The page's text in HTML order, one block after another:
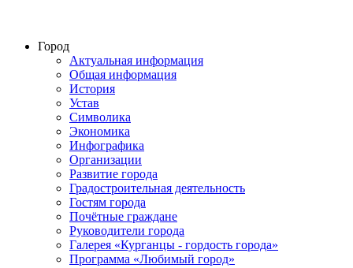
Город
Актуальная информация
Общая информация
История
Устав
Символика
Экономика
Инфографика
Организации
Развитие города
Градостроительная деятельность
Гостям города
Почётные граждане
Руководители города
Галерея «Курганцы - гордость города»
Программа «Любимый город»